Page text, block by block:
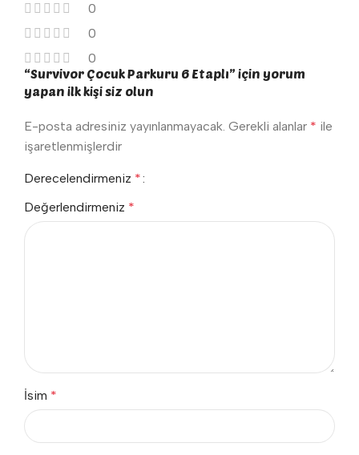
0
0
0
“Survivor Çocuk Parkuru 6 Etaplı” için yorum
yapan ilk kişi siz olun
E-posta adresiniz yayınlanmayacak. Gerekli alanlar * ile
işaretlenmişlerdir
Derecelendirmeniz *
Değerlendirmeniz *
İsim *